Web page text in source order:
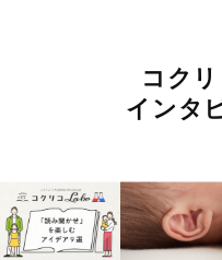
コク
インタ